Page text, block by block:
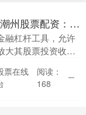
配资平台买卖股票 潮州股票配资：助力投资者放大收益
融杠杆工具，允许
大其股票投资收
以增加其投资规
报。 通过配资知识
票在线
阅读：
168